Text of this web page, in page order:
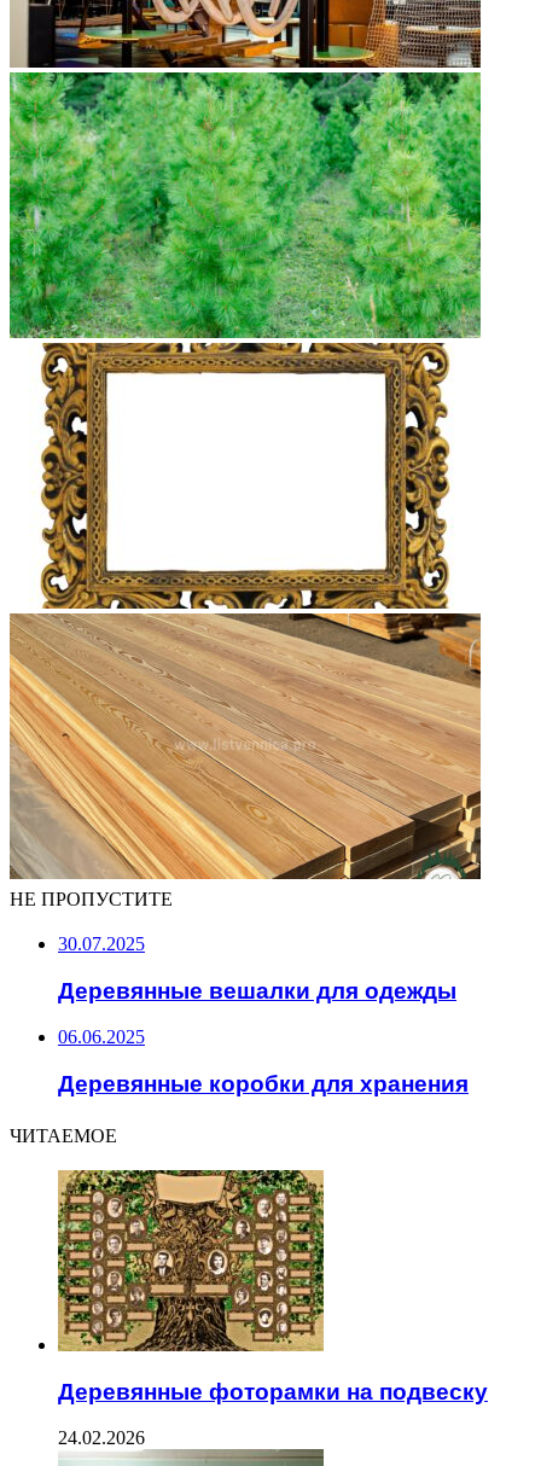
НЕ ПРОПУСТИТЕ
30.07.2025
Деревянные вешалки для одежды
06.06.2025
Деревянные коробки для хранения
ЧИТАЕМОЕ
Деревянные фоторамки на подвеску
24.02.2026